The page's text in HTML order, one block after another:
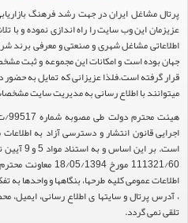
پرتال مشاغل ایران در جهت رشد فرهنگ
اطلاعاتی مشاغل شهری و صنعتی و معرفی برند
جهان بوده است و امکانات این مجموعه و ثبت
قرار گرفته است.فلذا عزیزانی که تمایل به حضور
میتوانند با اطلاع رسانی به مدیریت سایت
است. بر
111321/60 مورخ
اطلاعات عمومی کلیه طرحها، بنگاهها و واحدها
، آدرس پرتال و سایتها ی اطلاع رسانی، ایمیل،
تلقی نمی گردد.